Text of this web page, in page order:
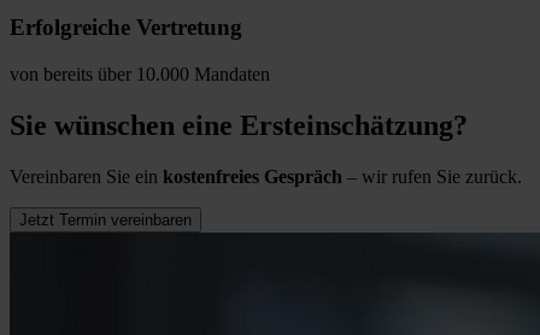
Erfolgreiche Vertretung
von bereits über 10.000 Mandaten
Sie wünschen eine Ersteinschätzung?
Vereinbaren Sie ein kostenfreies Gespräch – wir rufen Sie zurück.
Jetzt Termin vereinbaren